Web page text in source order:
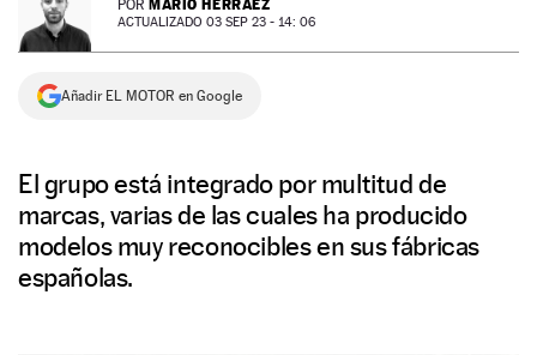
NEWSLETTER
SÍGUENOS
POR MARIO HERRÁEZ
ACTUALIZADO 03 SEP 23 - 14: 06
Añadir EL MOTOR en Google
El grupo está integrado por multitud de
marcas, varias de las cuales ha producido
modelos muy reconocibles en sus fábricas
españolas.